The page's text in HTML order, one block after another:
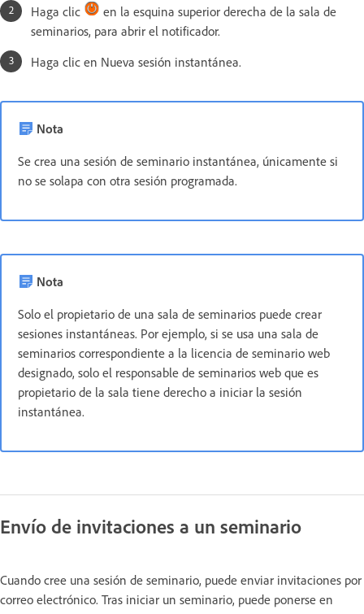
Haga clic
en la esquina superior derecha de la sala de
seminarios, para abrir el notificador.
Haga clic en Nueva sesión instantánea.
Nota
Se crea una sesión de seminario instantánea, únicamente si
no se solapa con otra sesión programada.
Nota
Solo el propietario de una sala de seminarios puede crear
sesiones instantáneas. Por ejemplo, si se usa una sala de
seminarios correspondiente a la licencia de seminario web
designado, solo el responsable de seminarios web que es
propietario de la sala tiene derecho a iniciar la sesión
instantánea.
Envío de invitaciones a un seminario
Cuando cree una sesión de seminario, puede enviar invitaciones por
correo electrónico. Tras iniciar un seminario, puede ponerse en